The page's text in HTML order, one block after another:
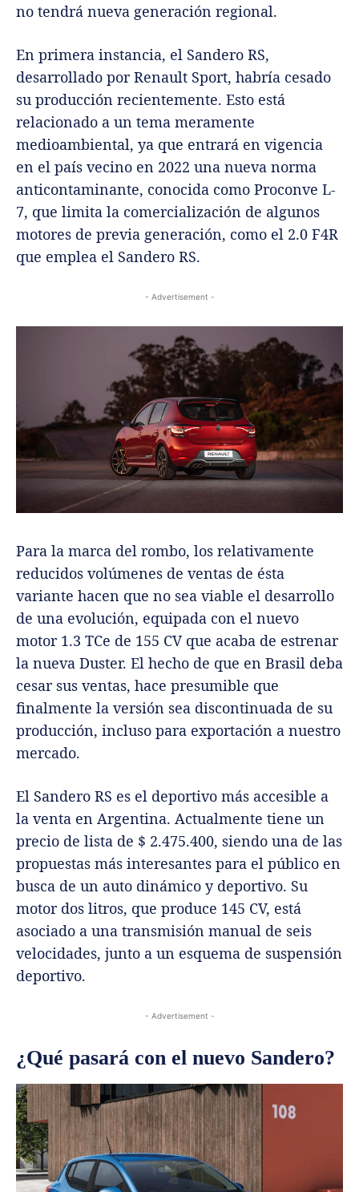
no tendrá nueva generación regional.
En primera instancia, el Sandero RS,
desarrollado por Renault Sport, habría cesado
su producción recientemente. Esto está
relacionado a un tema meramente
medioambiental, ya que entrará en vigencia
en el país vecino en 2022 una nueva norma
anticontaminante, conocida como Proconve L-
7, que limita la comercialización de algunos
motores de previa generación, como el 2.0 F4R
que emplea el Sandero RS.
- Advertisement -
Para la marca del rombo, los relativamente
reducidos volúmenes de ventas de ésta
variante hacen que no sea viable el desarrollo
de una evolución, equipada con el nuevo
motor 1.3 TCe de 155 CV que acaba de estrenar
la nueva Duster. El hecho de que en Brasil deba
cesar sus ventas, hace presumible que
finalmente la versión sea discontinuada de su
producción, incluso para exportación a nuestro
mercado.
El Sandero RS es el deportivo más accesible a
la venta en Argentina. Actualmente tiene un
precio de lista de $ 2.475.400, siendo una de las
propuestas más interesantes para el público en
busca de un auto dinámico y deportivo. Su
motor dos litros, que produce 145 CV, está
asociado a una transmisión manual de seis
velocidades, junto a un esquema de suspensión
deportivo.
- Advertisement -
¿Qué pasará con el nuevo Sandero?